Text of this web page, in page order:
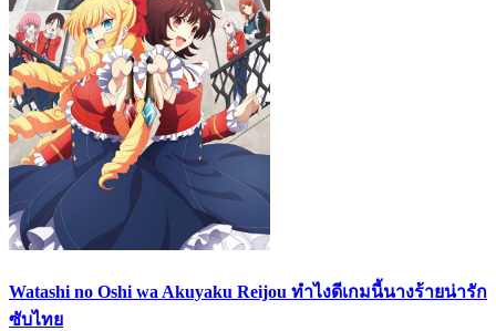
Watashi no Oshi wa Akuyaku Reijou ทำไงดีเกมนี้นางร้ายน่ารัก
ซับไทย